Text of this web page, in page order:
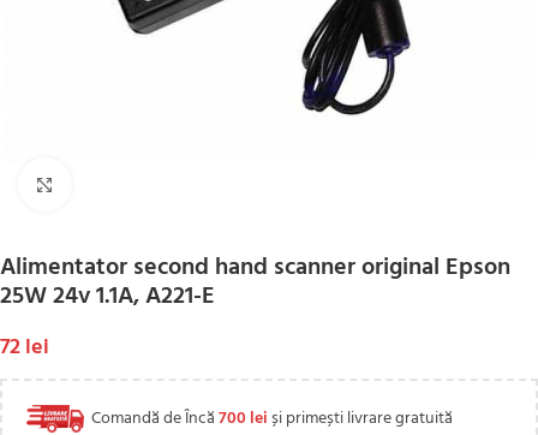
Alimentator second hand scanner original Epson
25W 24v 1.1A, A221-E
72lei
Comandă de Încă700 leiși primești livrare gratuită